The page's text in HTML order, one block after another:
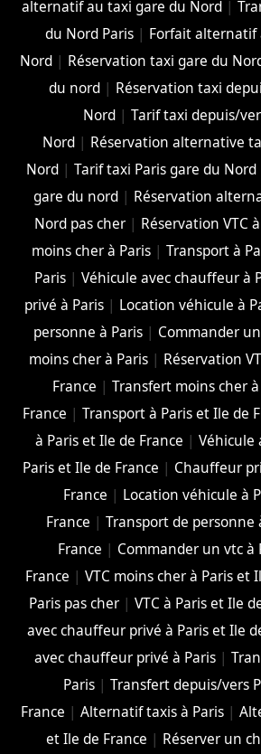
alternatif au taxi gare du Nord|
du Nord Paris| Forfait alternatif
Nord | Réservation taxi gare du
du nord| Réservation taxi
Nord| Tarif taxi depuis/
Nord| Réservation alternative
Nord |Tarif taxi Paris gare du Nord
gare du nord | Réservation
Nord pas cher| Réservation VTC
moins cher à Paris |Transport à
Paris |Véhicule avec chauffeur à
privé à Paris | Location véhicule à
personne à Paris| Commander
moins cher à Paris | Réservation
France |Transfert moins cher
France |Transport à Paris et Ile de
à Paris et Ile de France |Véhicule
Paris et Ile de France | Chauffeur
France | Location véhicule à
France | Transport de personne
France | Commander un vtc à
France |VTC moins cher à Paris et
Paris pas cher |VTC à Paris et Ile
avec chauffeur privé à Paris et Ile
avec chauffeur privé à Paris|
Paris| Transfert depuis/vers
France |Alternatif taxis à Paris |
et Ile de France | Réserver un